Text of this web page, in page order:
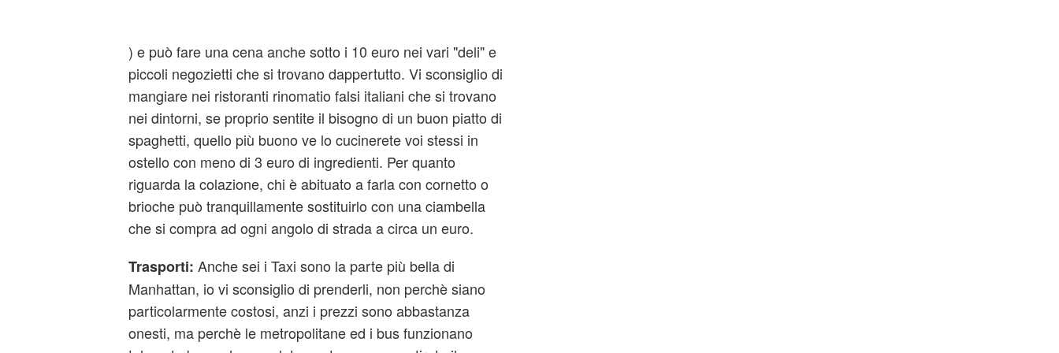
) e può fare una cena anche sotto i 10 euro nei vari "deli" e
piccoli negozietti che si trovano dappertutto. Vi sconsiglio di
mangiare nei ristoranti rinomatio falsi italiani che si trovano
nei dintorni, se proprio sentite il bisogno di un buon piatto di
spaghetti, quello più buono ve lo cucinerete voi stessi in
ostello con meno di 3 euro di ingredienti. Per quanto
riguarda la colazione, chi è abituato a farla con cornetto o
brioche può tranquillamente sostituirlo con una ciambella
che si compra ad ogni angolo di strada a circa un euro.
Trasporti: Anche sei i Taxi sono la parte più bella di
Manhattan, io vi sconsiglio di prenderli, non perchè siano
particolarmente costosi, anzi i prezzi sono abbastanza
onesti, ma perchè le metropolitane ed i bus funzionano